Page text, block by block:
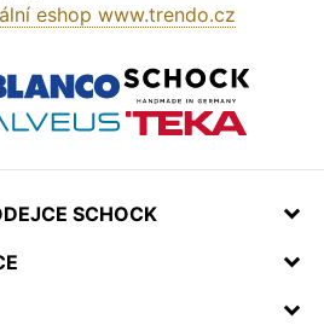
eshop www.trendo.cz
SCHOCK